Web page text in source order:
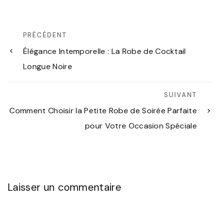
PRÉCÉDENT
Élégance Intemporelle : La Robe de Cocktail
Longue Noire
SUIVANT
Comment Choisir la Petite Robe de Soirée Parfaite
pour Votre Occasion Spéciale
Laisser un commentaire